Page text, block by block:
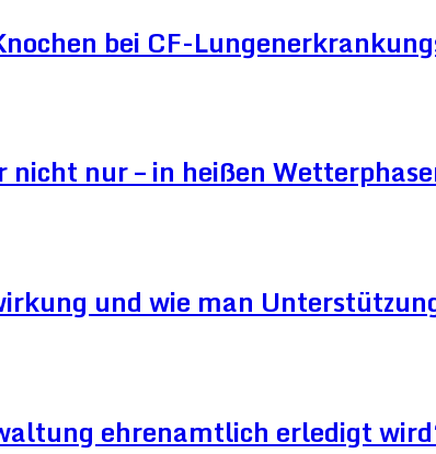
bei CF-
nur – in heißen
und wie man
ehrenamtlich erledigt